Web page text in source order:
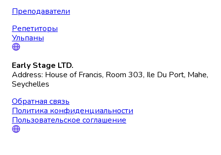
Преподаватели
Репетиторы
Ульпаны
Early Stage LTD.
Address: House of Francis, Room 303, Ile Du Port, Mahe,
Seychelles
Обратная связь
Политика конфиденциальности
Пользовательское соглашение